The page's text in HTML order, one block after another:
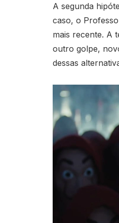
A segunda
caso, o
mais recente. A
outro golpe,
dessas